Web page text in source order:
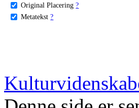
Original Placering ?
Metatekst ?